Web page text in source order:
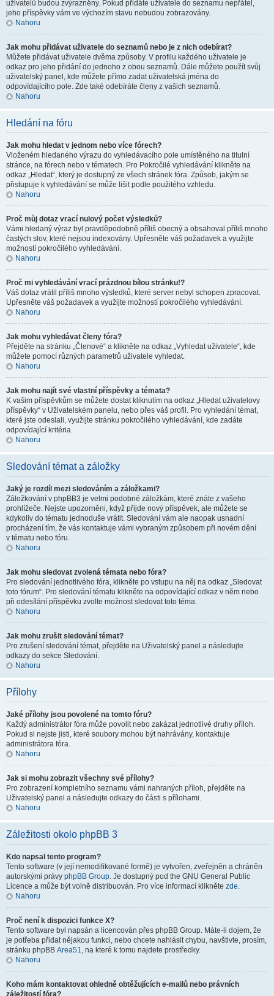
uživatelů budou zvýrazněny. Pokud přidáte uživatele do seznamu nepřátel,
jeho příspěvky vám ve výchozím stavu nebudou zobrazovány.
Nahoru
Jak mohu přidávat uživatele do seznamů nebo je z nich odebírat?
Můžete přidávat uživatele dvěma způsoby. V profilu každého uživatele je
odkaz pro jeho přidání do jednoho z obou seznamů. Dále můžete použít svůj
uživatelský panel, kde můžete přímo zadat uživatelská jména do
odpovídajícího pole. Zde také odebíráte členy z vašich seznamů.
Nahoru
Hledání na fóru
Jak mohu hledat v jednom nebo více fórech?
Vloženém hledaného výrazu do vyhledávacího pole umístěného na titulní
stránce, na fórech nebo v tématech. Pro Pokročilé vyhledávání klikněte na
odkaz „Hledat“, který je dostupný ze všech stránek fóra. Způsob, jakým se
přistupuje k vyhledávání se může lišit podle použitého vzhledu.
Nahoru
Proč můj dotaz vrací nulový počet výsledků?
Vámi hledaný výraz byl pravděpodobně příliš obecný a obsahoval příliš mnoho
častých slov, které nejsou indexovány. Upřesněte váš požadavek a využijte
možností pokročilého vyhledávání.
Nahoru
Proč mi vyhledávání vrací prázdnou bílou stránku!?
Váš dotaz vrátil příliš mnoho výsledků, které server nebyl schopen zpracovat.
Upřesněte váš požadavek a využijte možností pokročilého vyhledávání.
Nahoru
Jak mohu vyhledávat členy fóra?
Přejděte na stránku „Členové“ a klikněte na odkaz „Vyhledat uživatele“, kde
můžete pomocí různých parametrů uživatele vyhledat.
Nahoru
Jak mohu najít své vlastní příspěvky a témata?
K vašim příspěvkům se můžete dostat kliknutím na odkaz „Hledat uživatelovy
příspěvky“ v Uživatelském panelu, nebo přes váš profil. Pro vyhledání témat,
které jste odeslali, využijte stránku pokročilého vyhledávání, kde zadáte
odpovídající kritéria.
Nahoru
Sledování témat a záložky
Jaký je rozdíl mezi sledováním a záložkami?
Záložkování v phpBB3 je velmi podobné záložkám, které znáte z vašeho
prohlížeče. Nejste upozorněni, když přijde nový příspěvek, ale můžete se
kdykoliv do tématu jednoduše vrátit. Sledování vám ale naopak usnadní
procházení tím, že vás kontaktuje vámi vybraným způsobem při novém dění
v tématu nebo fóru.
Nahoru
Jak mohu sledovat zvolená témata nebo fóra?
Pro sledování jednotlivého fóra, klikněte po vstupu na něj na odkaz „Sledovat
toto fórum“. Pro sledování tématu klikněte na odpovídající odkaz v něm nebo
při odesílání příspěvku zvolte možnost sledovat toto téma.
Nahoru
Jak mohu zrušit sledování témat?
Pro zrušení sledování témat, přejděte na Uživatelský panel a následujte
odkazy do sekce Sledování.
Nahoru
Přílohy
Jaké přílohy jsou povolené na tomto fóru?
Každý administrátor fóra může povolit nebo zakázat jednotlivé druhy příloh.
Pokud si nejste jisti, které soubory mohou být nahrávány, kontaktuje
administrátora fóra.
Nahoru
Jak si mohu zobrazit všechny své přílohy?
Pro zobrazení kompletního seznamu vámi nahraných příloh, přejděte na
Uživatelský panel a následujte odkazy do části s přílohami.
Nahoru
Záležitosti okolo phpBB 3
Kdo napsal tento program?
Tento software (v její nemodifikované formě) je vytvořen, zveřejněn a chráněn
autorskými právy phpBB Group. Je dostupný pod the GNU General Public
Licence a může být volně distribuován. Pro více informací klikněte zde.
Nahoru
Proč není k dispozici funkce X?
Tento software byl napsán a licencován přes phpBB Group. Máte-li dojem, že
je potřeba přidat nějakou funkci, nebo chcete nahlásit chybu, navštivte, prosím,
stránku phpBB Area51, na které k tomu najdete prostředky.
Nahoru
Koho mám kontaktovat ohledně obtěžujících e-mailů nebo právních
záležitostí fóra?